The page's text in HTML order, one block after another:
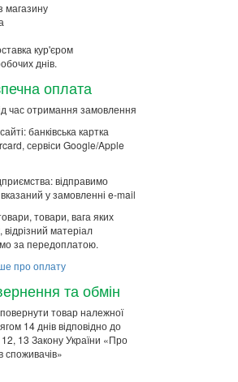
магазину
кур'єром
днів.
оплата
час отримання замовлення
банківська картка
сервіси Google/Apple
відправимо
у замовленні e-mail
товари, вага яких
відрізний матеріал
за передоплатою.
про оплату
та обмін
товар належної
14 днів відповідно до
12, 13 Закону України «Про
споживачів»